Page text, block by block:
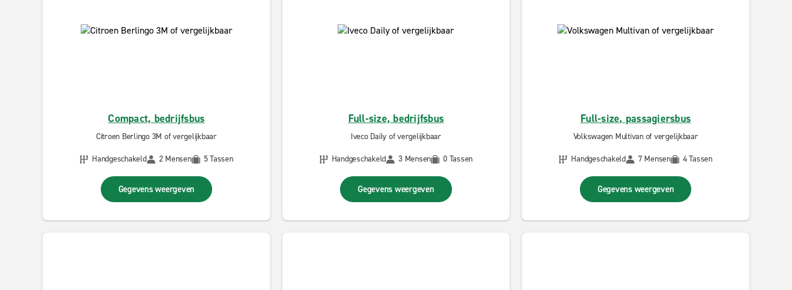
Compact, bedrijfsbus
Citroen Berlingo 3M of vergelijkbaar
Handgeschakeld
2 Mensen 5 Tassen
Gegevens weergeven
Full-size, bedrijfsbus
Iveco Daily of vergelijkbaar
Handgeschakeld
3 Mensen 0 Tassen
Gegevens weergeven
Full-size, passagiersbus
Volkswagen Multivan of vergelijkbaar
Handgeschakeld
7 Mensen 4 Tassen
Gegevens weergeven